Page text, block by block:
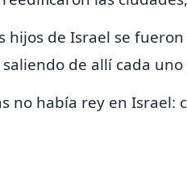
hijos de Israel se
de allí cada
no había rey en Israel: